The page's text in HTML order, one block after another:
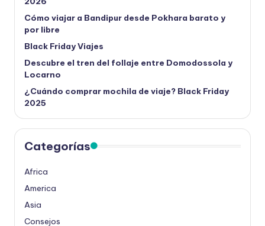
Cómo viajar a Bandipur desde Pokhara barato y
por libre
Black Friday Viajes
Descubre el tren del follaje entre Domodossola y
Locarno
¿Cuándo comprar mochila de viaje? Black Friday
2025
Categorías
Africa
America
Asia
Consejos